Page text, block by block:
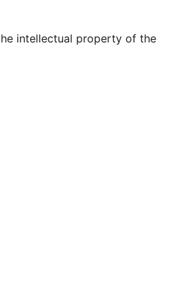
intellectual property of the